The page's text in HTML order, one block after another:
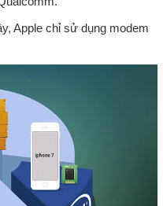
Apple chỉ sử dụng modem